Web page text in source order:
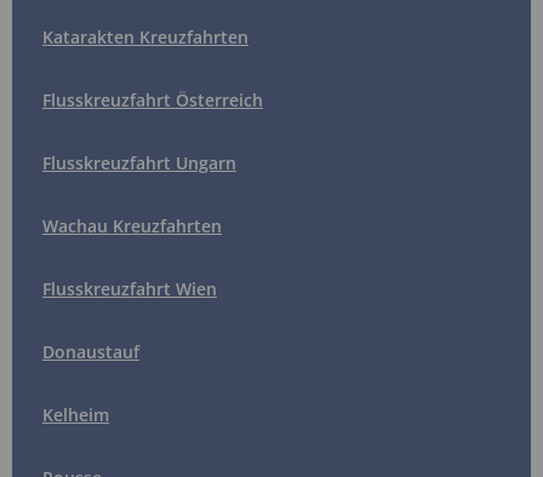
Katarakten Kreuzfahrten
Flusskreuzfahrt Österreich
Flusskreuzfahrt Ungarn
Wachau Kreuzfahrten
Flusskreuzfahrt Wien
Donaustauf
Kelheim